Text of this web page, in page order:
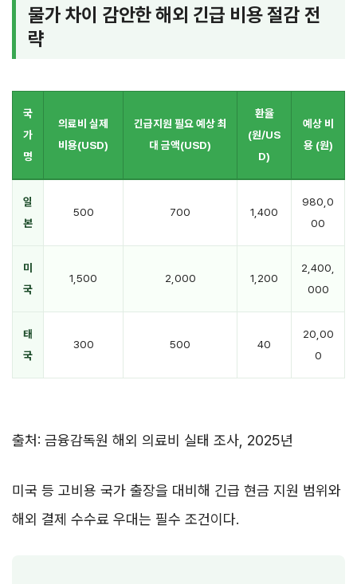
물가 차이 감안한 해외 긴급 비용 절감 전
략
국
가
명
의료비 실제
비용(USD)
긴급지원 필요 예상 최
대 금액(USD)
환율
(원/US
D)
예상 비
용 (원)
일
본
500 700 1,400
980,0
00
미
국
1,500 2,000 1,200
2,400,
000
태
국
300 500 40
20,00
0
출처: 금융감독원 해외 의료비 실태 조사, 2025년
미국 등 고비용 국가 출장을 대비해 긴급 현금 지원 범위와
해외 결제 수수료 우대는 필수 조건이다.